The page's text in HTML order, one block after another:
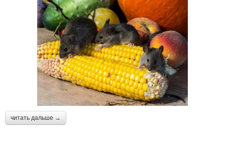
читать дальше →